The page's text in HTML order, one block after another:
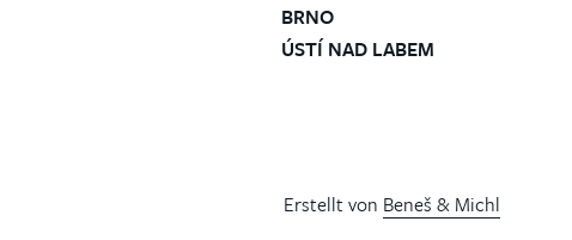
BRNO
ÚSTÍ NAD LABEM
Erstellt von Beneš & Michl